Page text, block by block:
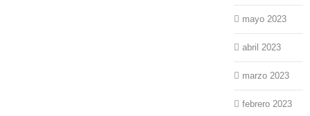
mayo 2023
abril 2023
marzo 2023
febrero 2023